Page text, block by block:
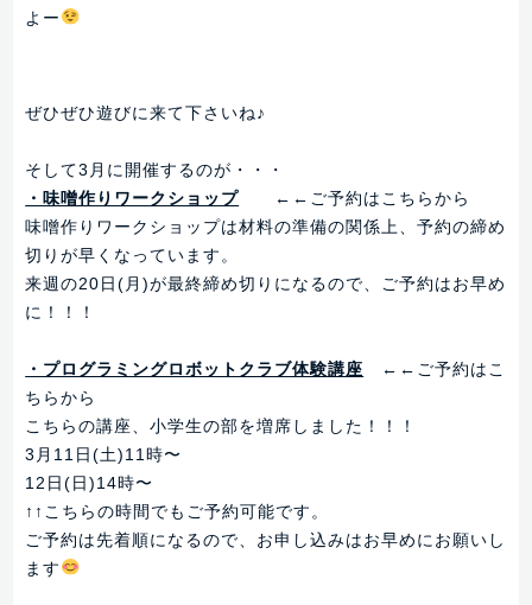
よー
ぜひぜひ遊びに来て下さいね♪
そして3月に開催するのが・・・
・味噌作りワークショップ ←←ご予約はこちらから
味噌作りワークショップは材料の準備の関係上、予約の締め
切りが早くなっています。
来週の20日(月)が最終締め切りになるので、ご予約はお早め
に！！！
・プログラミングロボットクラブ体験講座 ←←ご予約はこ
ちらから
こちらの講座、小学生の部を増席しました！！！
3月11日(土)11時〜
12日(日)14時〜
↑↑こちらの時間でもご予約可能です。
ご予約は先着順になるので、お申し込みはお早めにお願いし
ます